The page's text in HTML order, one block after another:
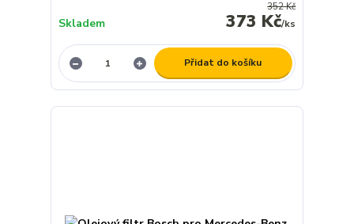
352 Kč
373 Kč/ks
Skladem
Přidat do košíku